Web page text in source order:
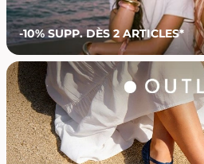
-10% SUPP. DÈS 2 ARTICLES*